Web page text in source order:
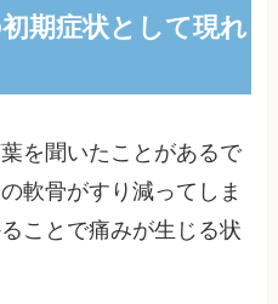
期症状として現れ
を聞いたことがあるで
軟骨がすり減ってしま
ことで痛みが生じる状